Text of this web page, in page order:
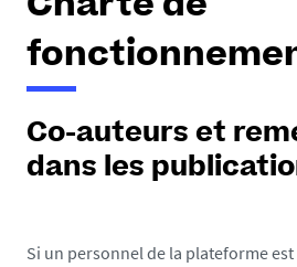
Charte de
Co-auteurs et
dans les
Si un personnel de la plateforme